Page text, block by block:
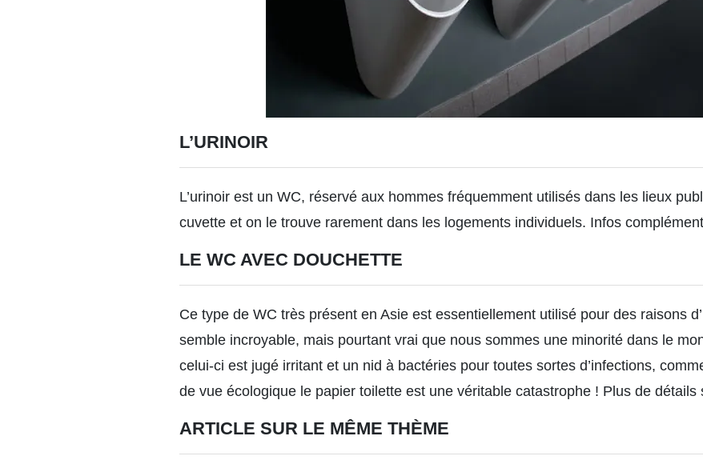
L’URINOIR
L’urinoir est un WC, réservé aux hommes fréquemment utilisés dans les lieux
cuvette et on le trouve rarement dans les logements individuels. Infos
LE WC AVEC DOUCHETTE
Ce type de WC très présent en Asie est essentiellement utilisé pour des raisons
semble incroyable, mais pourtant vrai que nous sommes une minorité dans le
celui-ci est jugé irritant et un nid à bactéries pour toutes sortes d’infections,
de vue écologique le papier toilette est une véritable catastrophe ! Plus de détails
ARTICLE SUR LE MÊME THÈME